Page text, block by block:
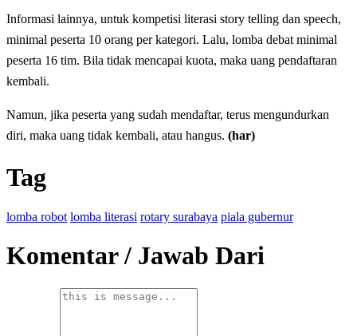
Informasi lainnya, untuk kompetisi literasi story telling dan speech,
minimal peserta 10 orang per kategori. Lalu, lomba debat minimal
peserta 16 tim. Bila tidak mencapai kuota, maka uang pendaftaran
kembali.
Namun, jika peserta yang sudah mendaftar, terus mengundurkan
diri, maka uang tidak kembali, atau hangus. (har)
Tag
lomba robot lomba literasi rotary surabaya piala gubernur
Komentar / Jawab Dari